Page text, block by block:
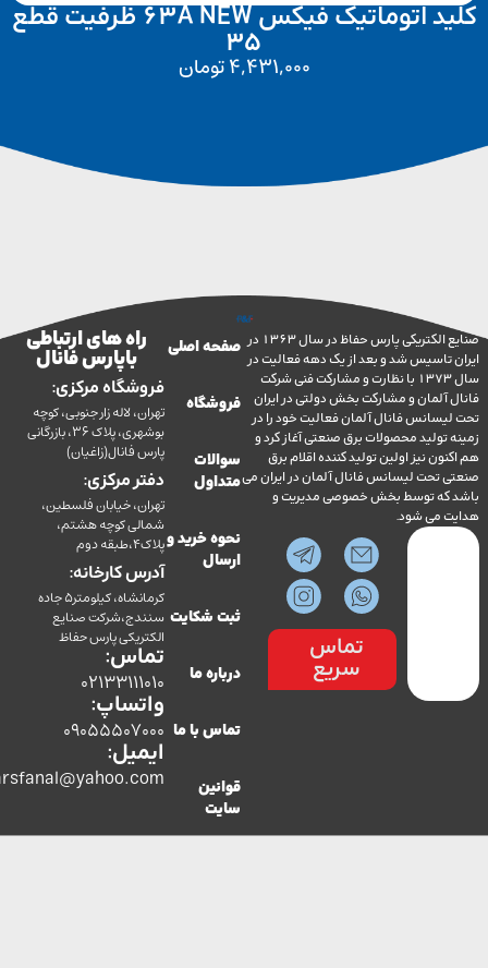
کلید اتوماتیک فیکس 63A NEW ظرفیت قطع
4,431,000تومان
صنایع الکتریکی پارس حفاظ در سال 1363 در
شد و بعد از یک دهه فعالیت در
سال 1373 با نظارت و مشارکت فنی شرکت
و مشارکت بخش دولتی در ایران
فانال آلمان فعالیت خود را در
محصولات برق صنعتی آغاز کرد و
نیز اولین تولید کننده اقلام برق
لیسانس فانال آلمان در ایران می
توسط بخش خصوصی مدیریت و
می شود.
تماس
سریع
صفحه اصلی
فروشگاه
سوالات
متداول
نحوه خرید و
ثبت شکایت
درباره ما
تماس با ما
قوانین
راه های ارتباطی
با پارس فانال
فروشگاه مرکزی:
تهران، لاله زار جنوبی، کوچه
بوشهری، پلاک 36، بازرگانی
پارس فانال(زاغیان)
دفتر مرکزی:
تهران، خیابان فلسطین،
شمالی کوچه هشتم،
پلاک4،طبقه دوم
آدرس کارخانه:
کرمانشاه، کیلومتر5 جاده
سنندج،شرکت صنایع
الکتریکی پارس حفاظ
تماس:
02133111010
واتساپ:
09055507000
ایمیل:
co.parsfanal@yahoo.com